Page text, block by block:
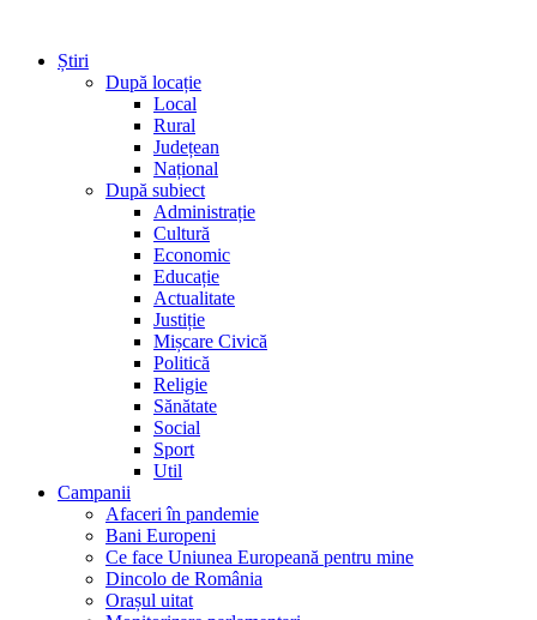
Știri
După locație
Local
Rural
Județean
Național
După subiect
Administrație
Cultură
Economic
Educație
Actualitate
Justiție
Mișcare Civică
Politică
Religie
Sănătate
Social
Sport
Util
Campanii
Afaceri în pandemie
Bani Europeni
Ce face Uniunea Europeană pentru mine
Dincolo de România
Orașul uitat